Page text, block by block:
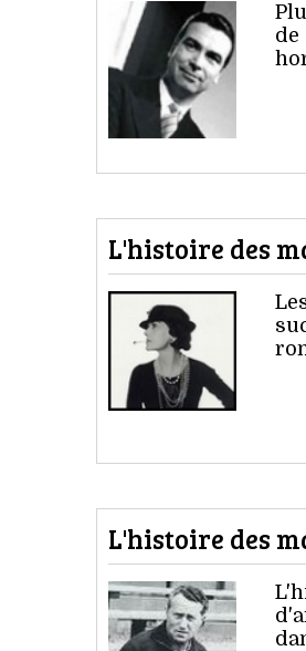
de
L'histoire des
L'histoire des